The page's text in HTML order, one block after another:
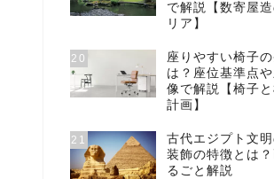
で解説【数寄屋
リア】
20
座りやすい椅子の
は？座位基準点
像で解説【椅子
計画】
21
古代エジプト文
装飾の特徴とは？
るごと解説